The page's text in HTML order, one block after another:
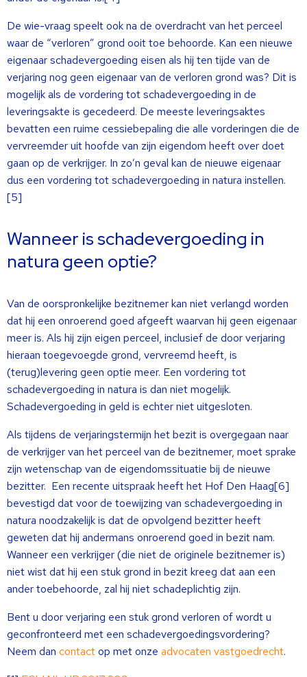
De wie-vraag speelt ook na de overdracht van het perceel
waar de “verloren” grond ooit toe behoorde. Kan een nieuwe
eigenaar schadevergoeding eisen als hij ten tijde van de
verjaring nog geen eigenaar van de verloren grond was? Dit is
mogelijk als de vordering tot schadevergoeding in de
leveringsakte is gecedeerd. De meeste leveringsaktes
bevatten een ruime cessiebepaling die alle vorderingen die de
vervreemder uit hoofde van zijn eigendom heeft over doet
gaan op de verkrijger. In zo’n geval kan de nieuwe eigenaar
dus een vordering tot schadevergoeding in natura instellen.
[5]
Wanneer is schadevergoeding in
natura geen optie?
Van de oorspronkelijke bezitnemer kan niet verlangd worden
dat hij een onroerend goed afgeeft waarvan hij geen eigenaar
meer is. Als hij zijn eigen perceel, inclusief de door verjaring
hieraan toegevoegde grond, vervreemd heeft, is
(terug)levering geen optie meer. Een vordering tot
schadevergoeding in natura is dan niet mogelijk.
Schadevergoeding in geld is echter niet uitgesloten.
Als tijdens de verjaringstermijn het bezit is overgegaan naar
de verkrijger van het perceel van de bezitnemer, moet sprake
zijn wetenschap van de eigendomssituatie bij de nieuwe
bezitter. Een recente uitspraak heeft het Hof Den Haag[6]
bevestigd dat voor de toewijzing van schadevergoeding in
natura noodzakelijk is dat de opvolgend bezitter heeft
geweten dat hij andermans onroerend goed in bezit nam.
Wanneer een verkrijger (die niet de originele bezitnemer is)
niet wist dat hij een stuk grond in bezit kreeg dat aan een
ander toebehoorde, zal hij niet schadeplichtig zijn.
Bent u door verjaring een stuk grond verloren of wordt u
geconfronteerd met een schadevergoedingsvordering?
Neem dan contactop met onze advocaten vastgoedrecht.